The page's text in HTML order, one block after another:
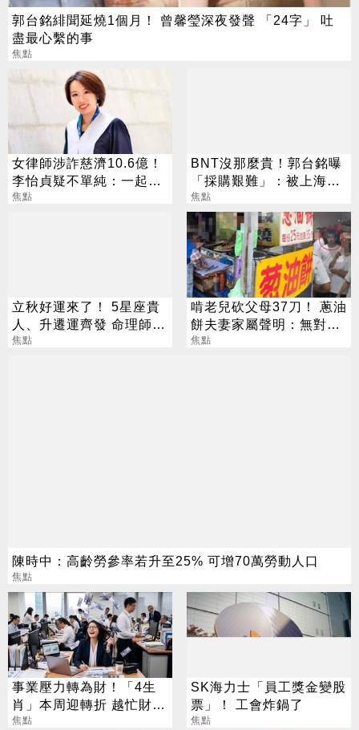
郭台銘緋聞延燒1個月！ 曾馨瑩深夜發聲 「24字」 吐
盡最心繫的事
焦點
女律師涉詐慈濟10.6億！
李怡貞疑不單純：一起洗
錢？
焦點
BNT沒那麼貴！郭台銘曝
「採購艱難」：被上海復
星賺走
焦點
立秋好運來了！ 5星座貴
人、升遷運齊發 命理師：
把握黃金轉運期
焦點
啃老兒砍父母37刀！ 蔥油
餅夫妻家屬聲明：無對外
募款
焦點
陳時中：高齡勞參率若升至25% 可增70萬勞動人口
焦點
事業壓力轉為財！「4生
肖」本周迎轉折 越忙財運
越旺
焦點
SK海力士「員工獎金變股
票」！ 工會炸鍋了
焦點